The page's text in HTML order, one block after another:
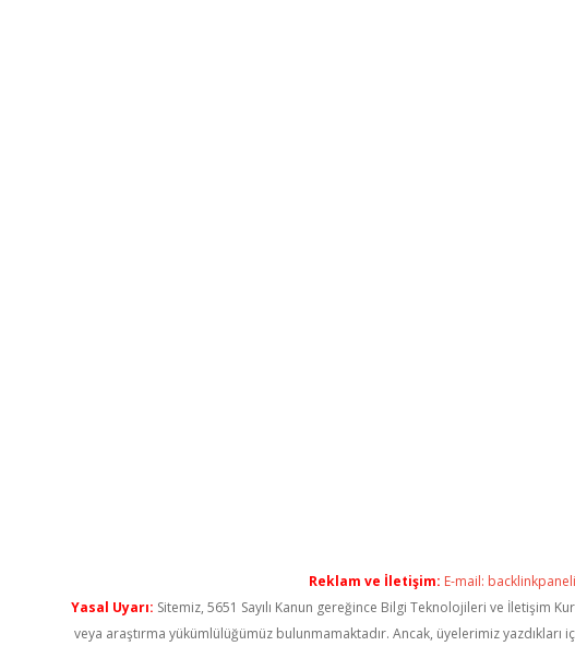
Reklam ve İletişim: E-mail:
Yasal Uyarı: Sitemiz, 5651 Sayılı Kanun gereğince Bilgi Teknolojileri ve İletişim
veya araştırma yükümlülüğümüz bulunmamaktadır. Ancak, üyelerimiz